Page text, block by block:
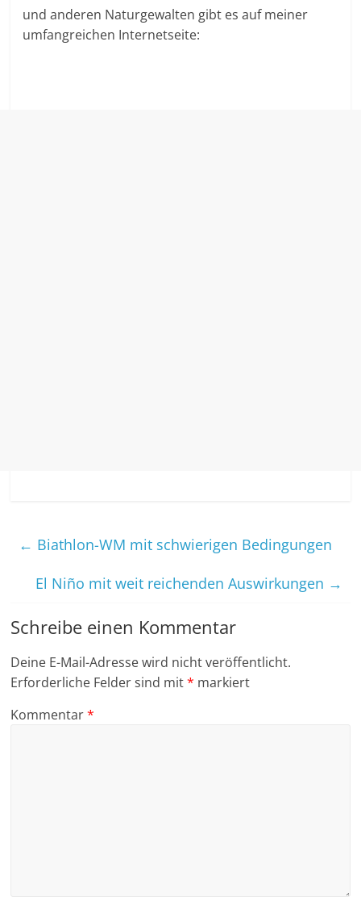
und anderen Naturgewalten gibt es auf meiner
umfangreichen Internetseite:
← Biathlon-WM mit schwierigen Bedingungen
El Niño mit weit reichenden Auswirkungen →
Schreibe einen Kommentar
Deine E-Mail-Adresse wird nicht veröffentlicht.
Erforderliche Felder sind mit* markiert
Kommentar*